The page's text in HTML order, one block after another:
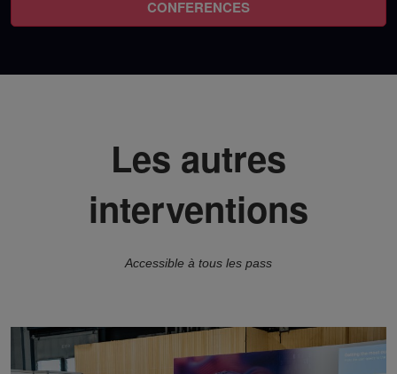
CONFERENCES
Les autres
interventions
Accessible à tous les pass